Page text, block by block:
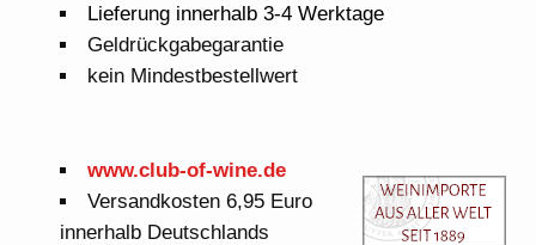
Lieferung innerhalb 3-4 Werktage
Geldrückgabegarantie
kein Mindestbestellwert
www.club-of-wine.de
Versandkosten 6,95 Euro
innerhalb Deutschlands